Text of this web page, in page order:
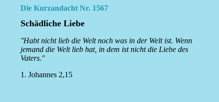
Die Kurzandacht Nr. 1567
Schädliche Liebe
''Habt nicht lieb die Welt noch was in der Welt ist. Wenn
jemand die Welt lieb hat, in dem ist nicht die Liebe des
Vaters.''
1. Johannes 2,15